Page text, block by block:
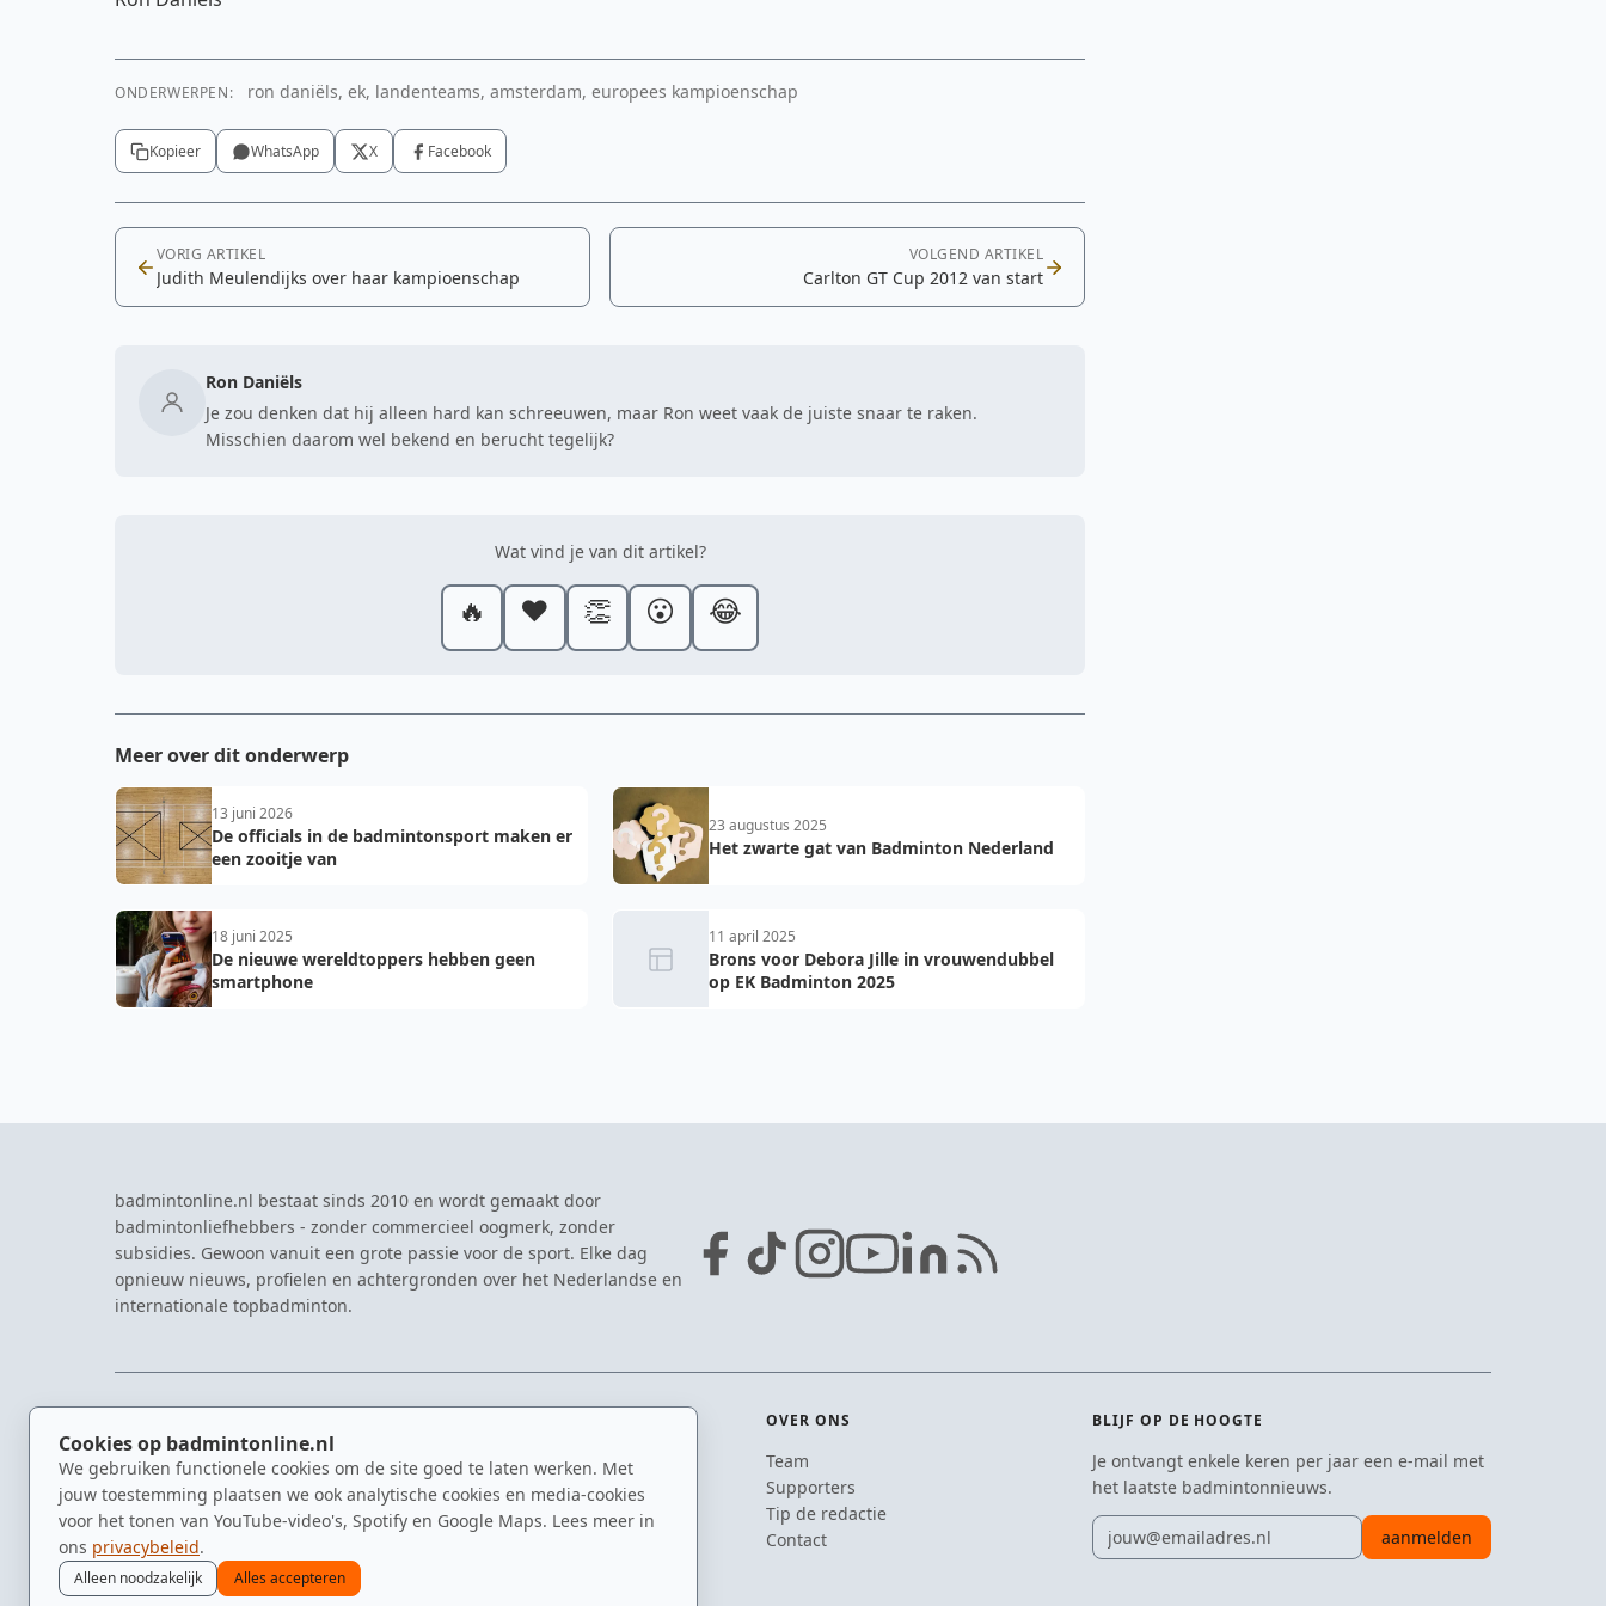
Cookies op badmintonline.nl
We gebruiken functionele cookies om de site goed te laten werken. Met
jouw toestemming plaatsen we ook analytische cookies en media-cookies
voor het tonen van YouTube-video's, Spotify en Google Maps. Lees meer in
ons privacybeleid.
Alleen noodzakelijk
Alles accepteren
ONDERWERPEN: ron daniëls, ek, landenteams, amsterdam, europees kampioenschap
Kopieer WhatsApp X Facebook
VORIG ARTIKEL
Judith Meulendijks over haar kampioenschap
VOLGEND ARTIKEL
Carlton GT Cup 2012 van start
Ron Daniëls
Je zou denken dat hij alleen hard kan schreeuwen, maar Ron weet vaak de juiste snaar te raken.
Misschien daarom wel bekend en berucht tegelijk?
Wat vind je van dit artikel?
🔥 ❤️ 👏 😮 😂
Meer over dit onderwerp
13 juni 2026
De officials in de badmintonsport maken er
een zooitje van
23 augustus 2025
Het zwarte gat van Badminton Nederland
18 juni 2025
De nieuwe wereldtoppers hebben geen
smartphone
11 april 2025
Brons voor Debora Jille in vrouwendubbel
op EK Badminton 2025
badmintonline.nl bestaat sinds 2010 en wordt gemaakt door
badmintonliefhebbers - zonder commercieel oogmerk, zonder
subsidies. Gewoon vanuit een grote passie voor de sport. Elke dag
opnieuw nieuws, profielen en achtergronden over het Nederlandse en
internationale topbadminton.
Nieuws
Kennisbank
Spelers
Clubs
Video's
Eredivisie
NK Badminton
Dutch Open
Zomerbadminton
OVER ONS
Team
Supporters
Tip de redactie
Contact
BLIJF OP DE HOOGTE
Je ontvangt enkele keren per jaar een e-mail met
het laatste badmintonnieuws.
E-mailadres
aanmelden